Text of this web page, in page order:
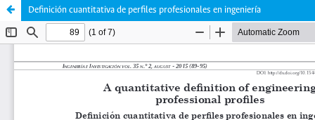
Definición cuantitativa de perfiles profesionales en ingeniería